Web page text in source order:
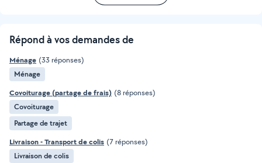
Répond à vos demandes de
Ménage (33 réponses)
Ménage
Covoiturage (partage de frais) (8 réponses)
Covoiturage
Partage de trajet
Livraison - Transport de colis (7 réponses)
Livraison de colis